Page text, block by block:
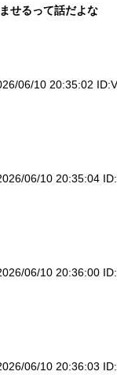
せるって話だよな
06/10 20:35:02
06/10 20:35:04
06/10 20:36:00
06/10 20:36:03